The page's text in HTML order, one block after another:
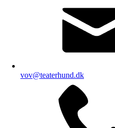
vov@teaterhund.dk